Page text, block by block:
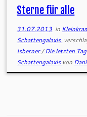
Sterne für alle
31.07.2013 in
Schattengalaxis
Isberner/Die letzten
Schattengalaxis von